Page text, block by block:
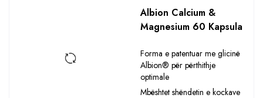
Albion Calcium &
Magnesium 60 Kapsula
Forma e patentuar me glicinë
Albion® për përthithje
optimale
Mbështet shëndetin e kockave